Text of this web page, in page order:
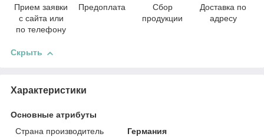
Прием заявки
с сайта или
по телефону
Предоплата
Сбор
продукции
Доставка по
адресу
Скрыть
Характеристики
Основные атрибуты
Страна производитель
Германия